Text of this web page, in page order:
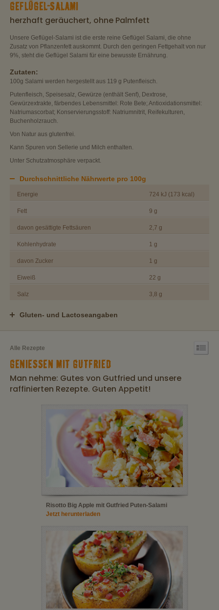
GEFLÜGEL-SALAMI
herzhaft geräuchert, ohne Palmfett
Unsere Geflügel-Salami ist die erste reine Geflügel Salami, die ohne
Zusatz von Pflanzenfett auskommt. Durch den geringen Fettgehalt von nur
9%, steht die Geflügel Salami für eine bewusste Ernährung.
Zutaten:
100g Salami werden hergestellt aus 119 g Putenfleisch.
Putenfleisch, Speisesalz, Gewürze (enthält Senf), Dextrose,
Gewürzextrakte, färbendes Lebensmittel: Rote Bete; Antioxidationsmittel:
Natriumascorbat; Konservierungsstoff: Natriumnitrit, Reifekulturen,
Buchenholzrauch.
Von Natur aus glutenfrei.
Kann Spuren von Sellerie und Milch enthalten.
Unter Schutzatmosphäre verpackt.
Durchschnittliche Nährwerte pro 100g
Energie 724 kJ (173 kcal)
Fett 9 g
davon gesättigte Fettsäuren 2,7 g
Kohlenhydrate 1 g
davon Zucker 1 g
Eiweiß 22 g
Salz 3,8 g
Gluten- und Lactoseangaben
Alle Rezepte
GENIESSEN MIT GUTFRIED
Man nehme: Gutes von Gutfried und unsere
raffinierten Rezepte. Guten Appetit!
Risotto Big Apple mit Gutfried Puten-Salami
Jetzt herunterladen